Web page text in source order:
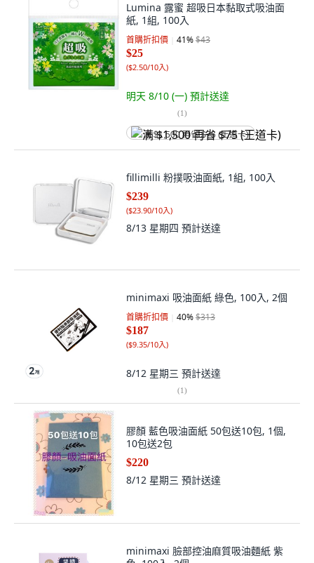
Lumina 露蜜 超吸日本黏取式吸油面
紙, 1組, 100入
首購折扣價 41%$43
$25
($2.50/10入)
明天 8/10 (一) 預計送達
(1)
满 $1,500 再省 $75 (王道卡)
fillimilli 粉撲吸油面紙, 1組, 100入
$239
($23.90/10入)
8/13 星期四 預計送達
minimaxi 吸油面紙 綠色, 100入, 2個
首購折扣價 40%$313
$187
($9.35/10入)
8/12 星期三 預計送達
(1)
膠顏 藍色吸油面紙 50包送10包, 1個,
10包送2包
$220
8/12 星期三 預計送達
minimaxi 臉部控油麻質吸油麵紙 紫